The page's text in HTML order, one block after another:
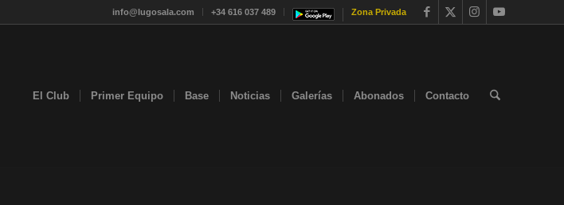
info@lugosala.com +34 616 037 489 Zona Privada
El Club Primer Equipo Base Noticias Galerías Abonados Contacto